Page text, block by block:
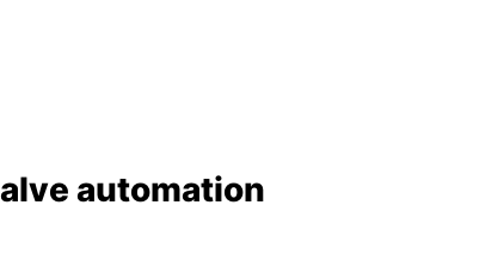
automation